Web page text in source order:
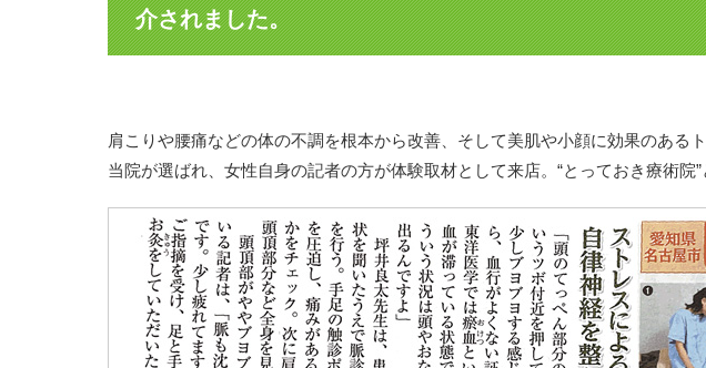
介されました。
肩こりや腰痛などの体の不調を根本から改善、そして美肌や小顔に効果のある
当院が選ばれ、女性自身の記者の方が体験取材として来店。“とっておき療術院”